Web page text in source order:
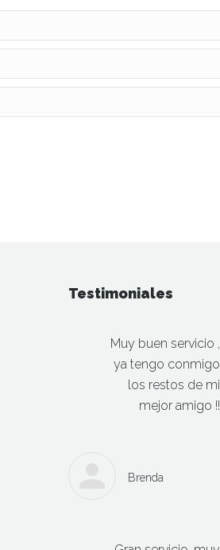
Testimoniales
Muy buen servicio ,
ya tengo conmigo
los restos de mi
mejor amigo !!
Brenda